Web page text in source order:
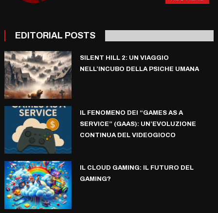
EDITORIAL POSTS
SILENT HILL 2: UN VIAGGIO
NELL’INCUBO DELLA PSICHE UMANA
IL FENOMENO DEI “GAMES AS A
SERVICE” (GAAS): UN’EVOLUZIONE
CONTINUA DEL VIDEOGIOCO
IL CLOUD GAMING: IL FUTURO DEL
GAMING?